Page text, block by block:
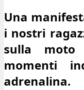
Una
i nostri
sulla moto
momenti
adrenalina.